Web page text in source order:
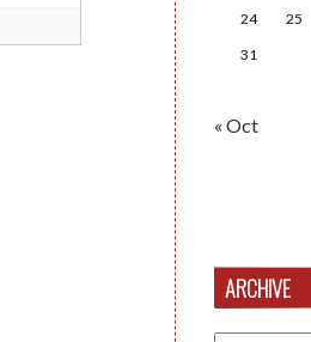
24
25
31
« Oct
ARCHIVE